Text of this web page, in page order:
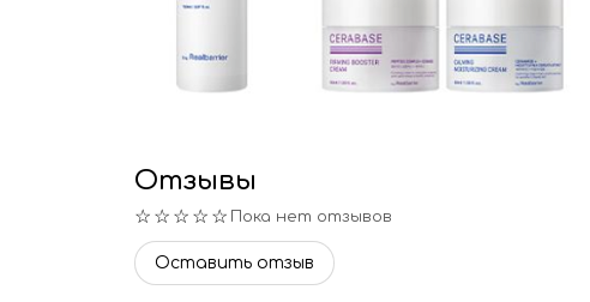
Отзывы
☆☆☆☆☆ Пока нет отзывов
Оставить отзыв